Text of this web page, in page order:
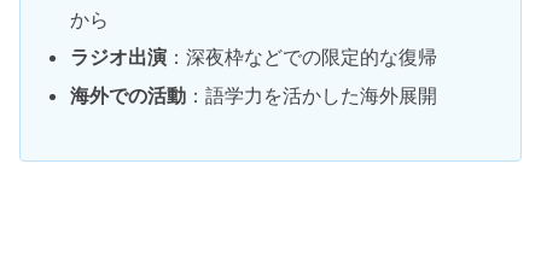
から
ラジオ出演 ：深夜枠などでの限定的な復帰
海外での活動 ：語学力を活かした海外展開